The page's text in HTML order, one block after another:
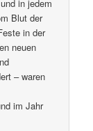
in jedem
Blut der
in der
neuen
– waren
im Jahr